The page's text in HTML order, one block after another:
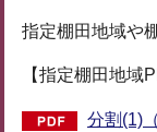
指定棚田地域や
【指定棚田地域
分割(1)